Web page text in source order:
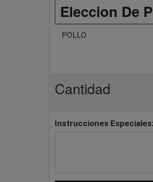
Eleccion De
POLLO
Cantidad
Instrucciones Especiales: